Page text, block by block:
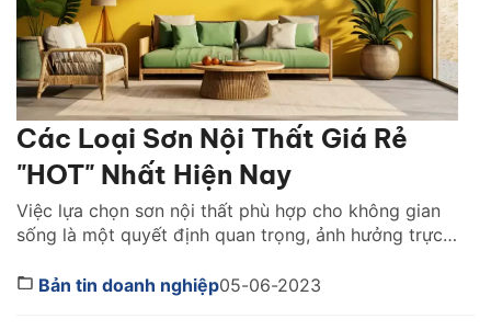
Các Loại Sơn Nội Thất Giá Rẻ
"HOT" Nhất Hiện Nay
Việc lựa chọn sơn nội thất phù hợp cho không gian
sống là một quyết định quan trọng, ảnh hưởng trực
nhiên, với nhiều gia đình, ngân sách cho việc sơn nhà
Bản tin doanh nghiệp05-06-2023